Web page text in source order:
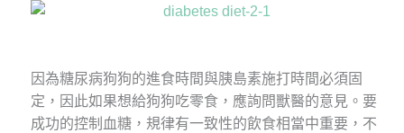
因為糖尿病狗狗的進食時間與胰島素施打時間必須固
定，因此如果想給狗狗吃零食，應詢問獸醫的意見。要
成功的控制血糖，規律有一致性的飲食相當中重要，不